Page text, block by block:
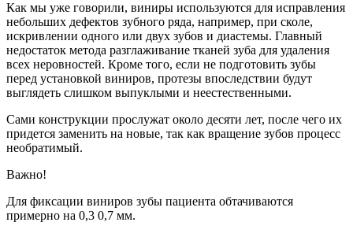
Как мы уже говорили, виниры используются для исправления
небольших дефектов зубного ряда, например, при сколе,
искривлении одного или двух зубов и диастемы. Главный
недостаток метода разглаживание тканей зуба для удаления
всех неровностей. Кроме того, если не подготовить зубы
перед установкой виниров, протезы впоследствии будут
выглядеть слишком выпуклыми и неестественными.
Сами конструкции прослужат около десяти лет, после чего их
придется заменить на новые, так как вращение зубов процесс
необратимый.
Важно!
Для фиксации виниров зубы пациента обтачиваются
примерно на 0,3 0,7 мм.